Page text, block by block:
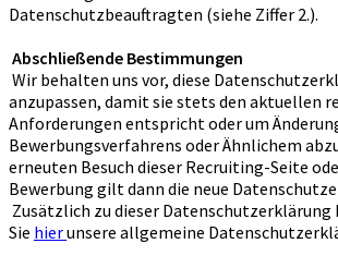
Datenschutzbeauftragten (siehe Ziffer 2.).
Abschließende Bestimmungen
Wir behalten uns vor, diese
anzupassen, damit sie stets den aktuellen
Anforderungen entspricht oder um
Bewerbungsverfahrens oder Ähnlichem
erneuten Besuch dieser Recruiting-Seite
Bewerbung gilt dann die neue
Zusätzlich zu dieser Datenschutzerklärung
Sie hierunsere allgemeine